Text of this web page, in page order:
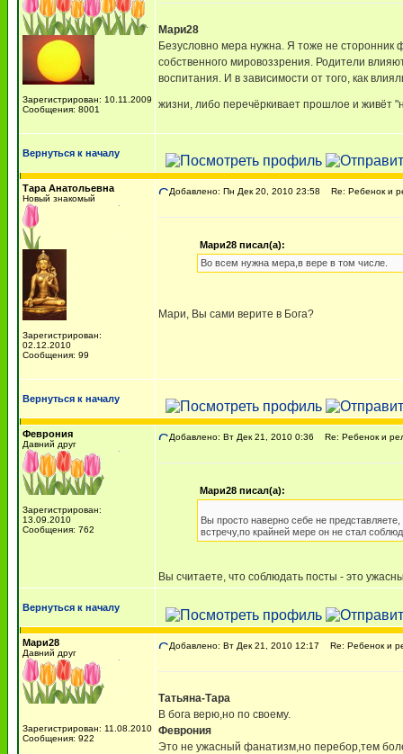
Зарегистрирован: 10.11.2009
Сообщения: 8001
Мари28
Безусловно мера нужна. Я тоже не
собственного мировоззрения. Родители
воспитания. И в зависимости от того, как
жизни, либо перечёркивает прошлое и живёт
Вернуться к началу
Тара Анатольевна
Новый знакомый
Зарегистрирован:
02.12.2010
Сообщения: 99
Добавлено: Пн Дек 20, 2010 23:58 Re: Ребенок и
Мари28 писал(а):
Во всем нужна мера,в вере в том числе.
Мари, Вы сами верите в Бога?
Вернуться к началу
Феврония
Давний друг
Зарегистрирован:
13.09.2010
Сообщения: 762
Добавлено: Вт Дек 21, 2010 0:36 Re: Ребенок и
Мари28 писал(а):
Вы просто наверно себе не
встречу,по крайней мере он не стал
Вы считаете, что соблюдать посты - это
Вернуться к началу
Мари28
Давний друг
Зарегистрирован: 11.08.2010
Сообщения: 922
Добавлено: Вт Дек 21, 2010 12:17 Re: Ребенок и
Татьяна-Тара
В бога верю,но по своему.
Феврония
Это не ужасный фанатизм,но перебор,тем